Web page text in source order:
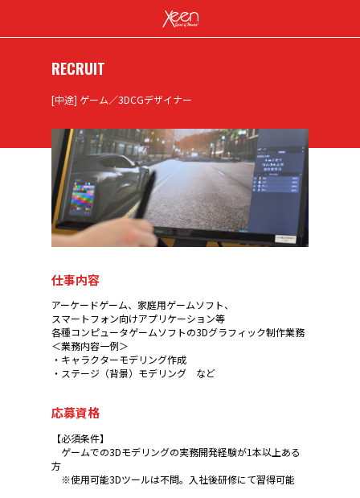
RECRUIT
[中途] ゲーム／3DCGデザイナー
仕事内容
アーケードゲーム、家庭用ゲームソフト、
スマートフォン向けアプリケーション等
各種コンピュータゲームソフトの3Dグラフィック制作業務
＜業務内容一例＞
・キャラクターモデリング作成
・ステージ（背景）モデリング など
応募資格
【必須条件】
ゲームでの3Dモデリングの実務開発経験が1本以上ある
方
※使用可能3Dツールは不問。入社後研修にて習得可能